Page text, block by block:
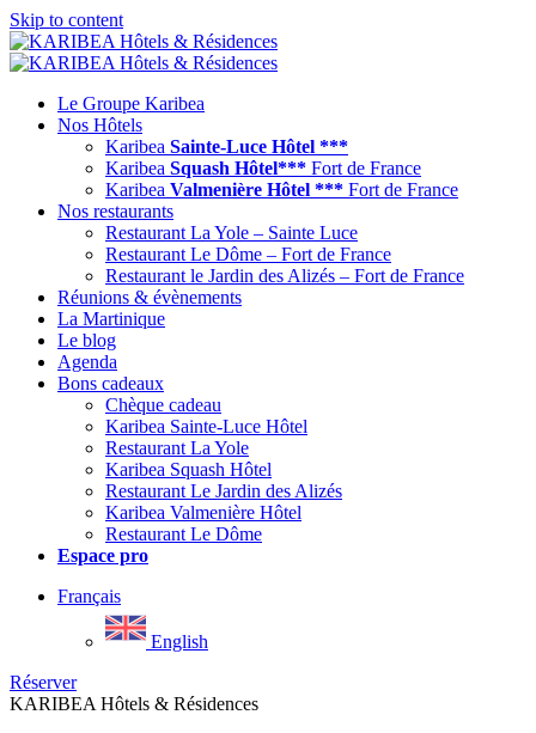
Skip to content
Le Groupe Karibea
Nos Hôtels
Karibea Sainte-Luce Hôtel ***
Karibea Squash Hôtel*** Fort de France
Karibea Valmenière Hôtel *** Fort de France
Nos restaurants
Restaurant La Yole – Sainte Luce
Restaurant Le Dôme – Fort de France
Restaurant le Jardin des Alizés – Fort de France
Réunions & évènements
La Martinique
Le blog
Agenda
Bons cadeaux
Chèque cadeau
Karibea Sainte-Luce Hôtel
Restaurant La Yole
Karibea Squash Hôtel
Restaurant Le Jardin des Alizés
Karibea Valmenière Hôtel
Restaurant Le Dôme
Espace pro
Français
English
Réserver
KARIBEA Hôtels & Résidences